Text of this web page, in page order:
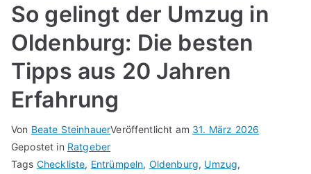
So gelingt der Umzug in
Oldenburg: Die besten
Tipps aus 20 Jahren
Erfahrung
Von Beate SteinhauerVeröffentlicht am 31. März 2026
Gepostet in Ratgeber
Tags Checkliste, Entrümpeln, Oldenburg, Umzug,